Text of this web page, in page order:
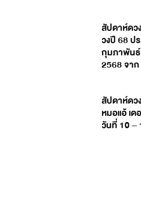
สัปดาห์ดว
วงปี 68 ป
กุมภาพัน
2568 จา
สัปดาห์ดว
หมอแอ้ เด
วันที่ 10